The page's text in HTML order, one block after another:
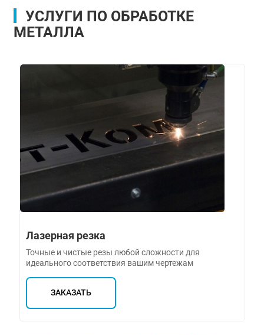
УСЛУГИ ПО ОБРАБОТКЕ
МЕТАЛЛА
Лазерная резка
Точные и чистые резы любой сложности для
идеального соответствия вашим чертежам
ЗАКАЗАТЬ